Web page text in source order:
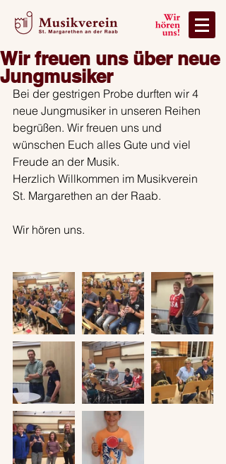
Wir freuen uns über neue
Jungmusiker
Bei der gestrigen Probe durften wir 4
neue Jungmusiker in unseren Reihen
begrüßen. Wir freuen uns und
wünschen Euch alles Gute und viel
Freude an der Musik.
Herzlich Willkommen im Musikverein
St. Margarethen an der Raab.
Wir hören uns.